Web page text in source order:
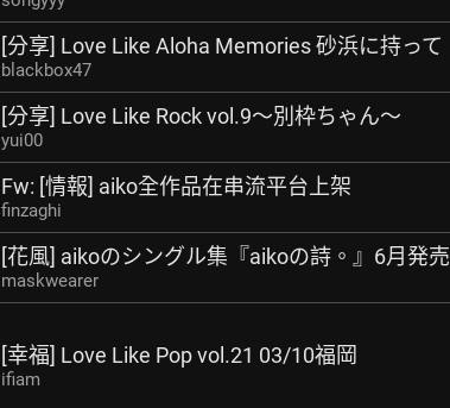
[分享] Love Like Aloha Memories 砂浜に持って
blackbox47
[分享] Love Like Rock vol.9～別枠ちゃん～
yui00
Fw: [情報] aiko全作品在串流平台上架
finzaghi
[花風] aikoのシングル集『aikoの詩。』6月発売
maskwearer
[幸福] Love Like Pop vol.21 03/10福岡
ifiam